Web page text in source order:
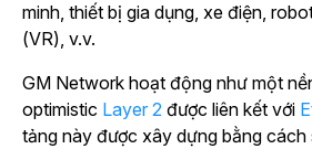
minh, thiết bị gia dụng, xe điện,
(VR), v.v.
GM Network hoạt động như một
optimistic Layer 2 được liên kết với
tảng này được xây dựng bằng cách